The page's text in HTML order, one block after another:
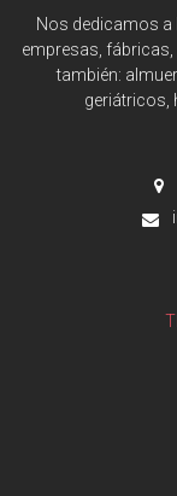
Nos dedicamos a
empresas,
también:
geriátricos,